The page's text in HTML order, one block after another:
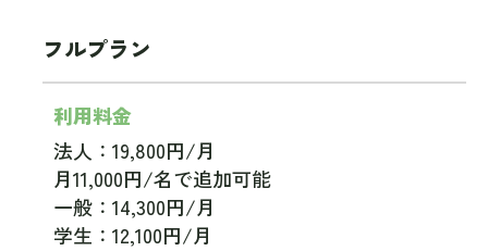
フルプラン
利用料金
法人：19,800円/月
月11,000円/名で追加可能
一般：14,300円/月
学生：12,100円/月